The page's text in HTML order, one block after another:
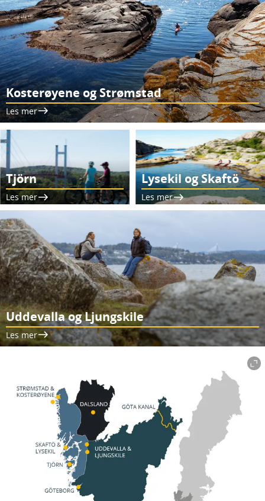
Kosterøyene og Strømstad
Les mer
Tjörn
Les mer
Lysekil og Skaftö
Les mer
Uddevalla og Ljungskile
Les mer